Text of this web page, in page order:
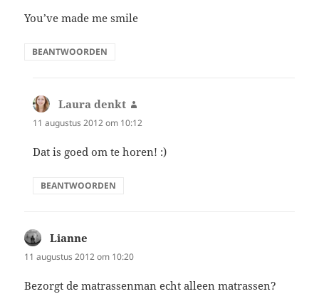
You’ve made me smile
BEANTWOORDEN
Laura denkt
11 augustus 2012 om 10:12
Dat is goed om te horen! :)
BEANTWOORDEN
Lianne
11 augustus 2012 om 10:20
Bezorgt de matrassenman echt alleen matrassen?